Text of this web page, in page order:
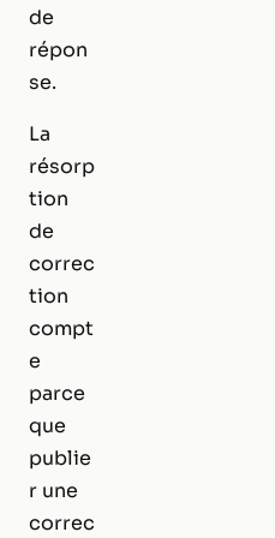
de
répon
se.
La
résorp
tion
de
correc
tion
compt
e
parce
que
publie
r une
correc